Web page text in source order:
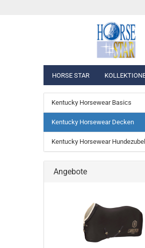
HORSE STAR
Eskadron
Eskadron
Eskadron
Eskadron
Eskadron
Eskadron
Eskadron
Eskadron
Eskadron
Kentucky Horsewear Basics
Kentucky Horsewear Decken
Kentucky Horsewear
Angebote